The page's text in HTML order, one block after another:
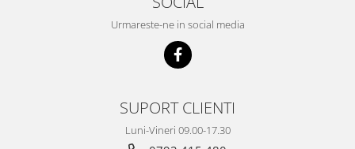
Ciocane rotopercutoare
Ciocane demolatoare
Urmareste-ne in social media
SUPORT CLIENTI
Luni-Vineri 09.00-17.30